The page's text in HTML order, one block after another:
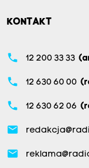
KONTAKT
phone 12 200 33 33
phone 12 630 60 00
phone 12 630 62 06
email
email